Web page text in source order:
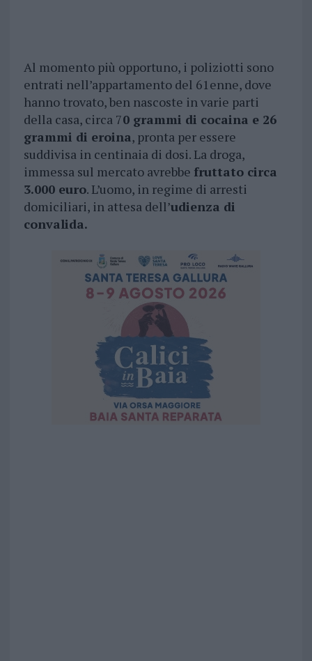
Al momento più opportuno, i poliziotti sono
entrati nell’appartamento del 61enne, dove
hanno trovato, ben nascoste in varie parti
della casa, circa 70 grammi di cocaina e 26
grammi di eroina, pronta per essere
suddivisa in centinaia di dosi. La droga,
immessa sul mercato avrebbe fruttato circa
3.000 euro. L’uomo, in regime di arresti
domiciliari, in attesa dell’udienza di
convalida.